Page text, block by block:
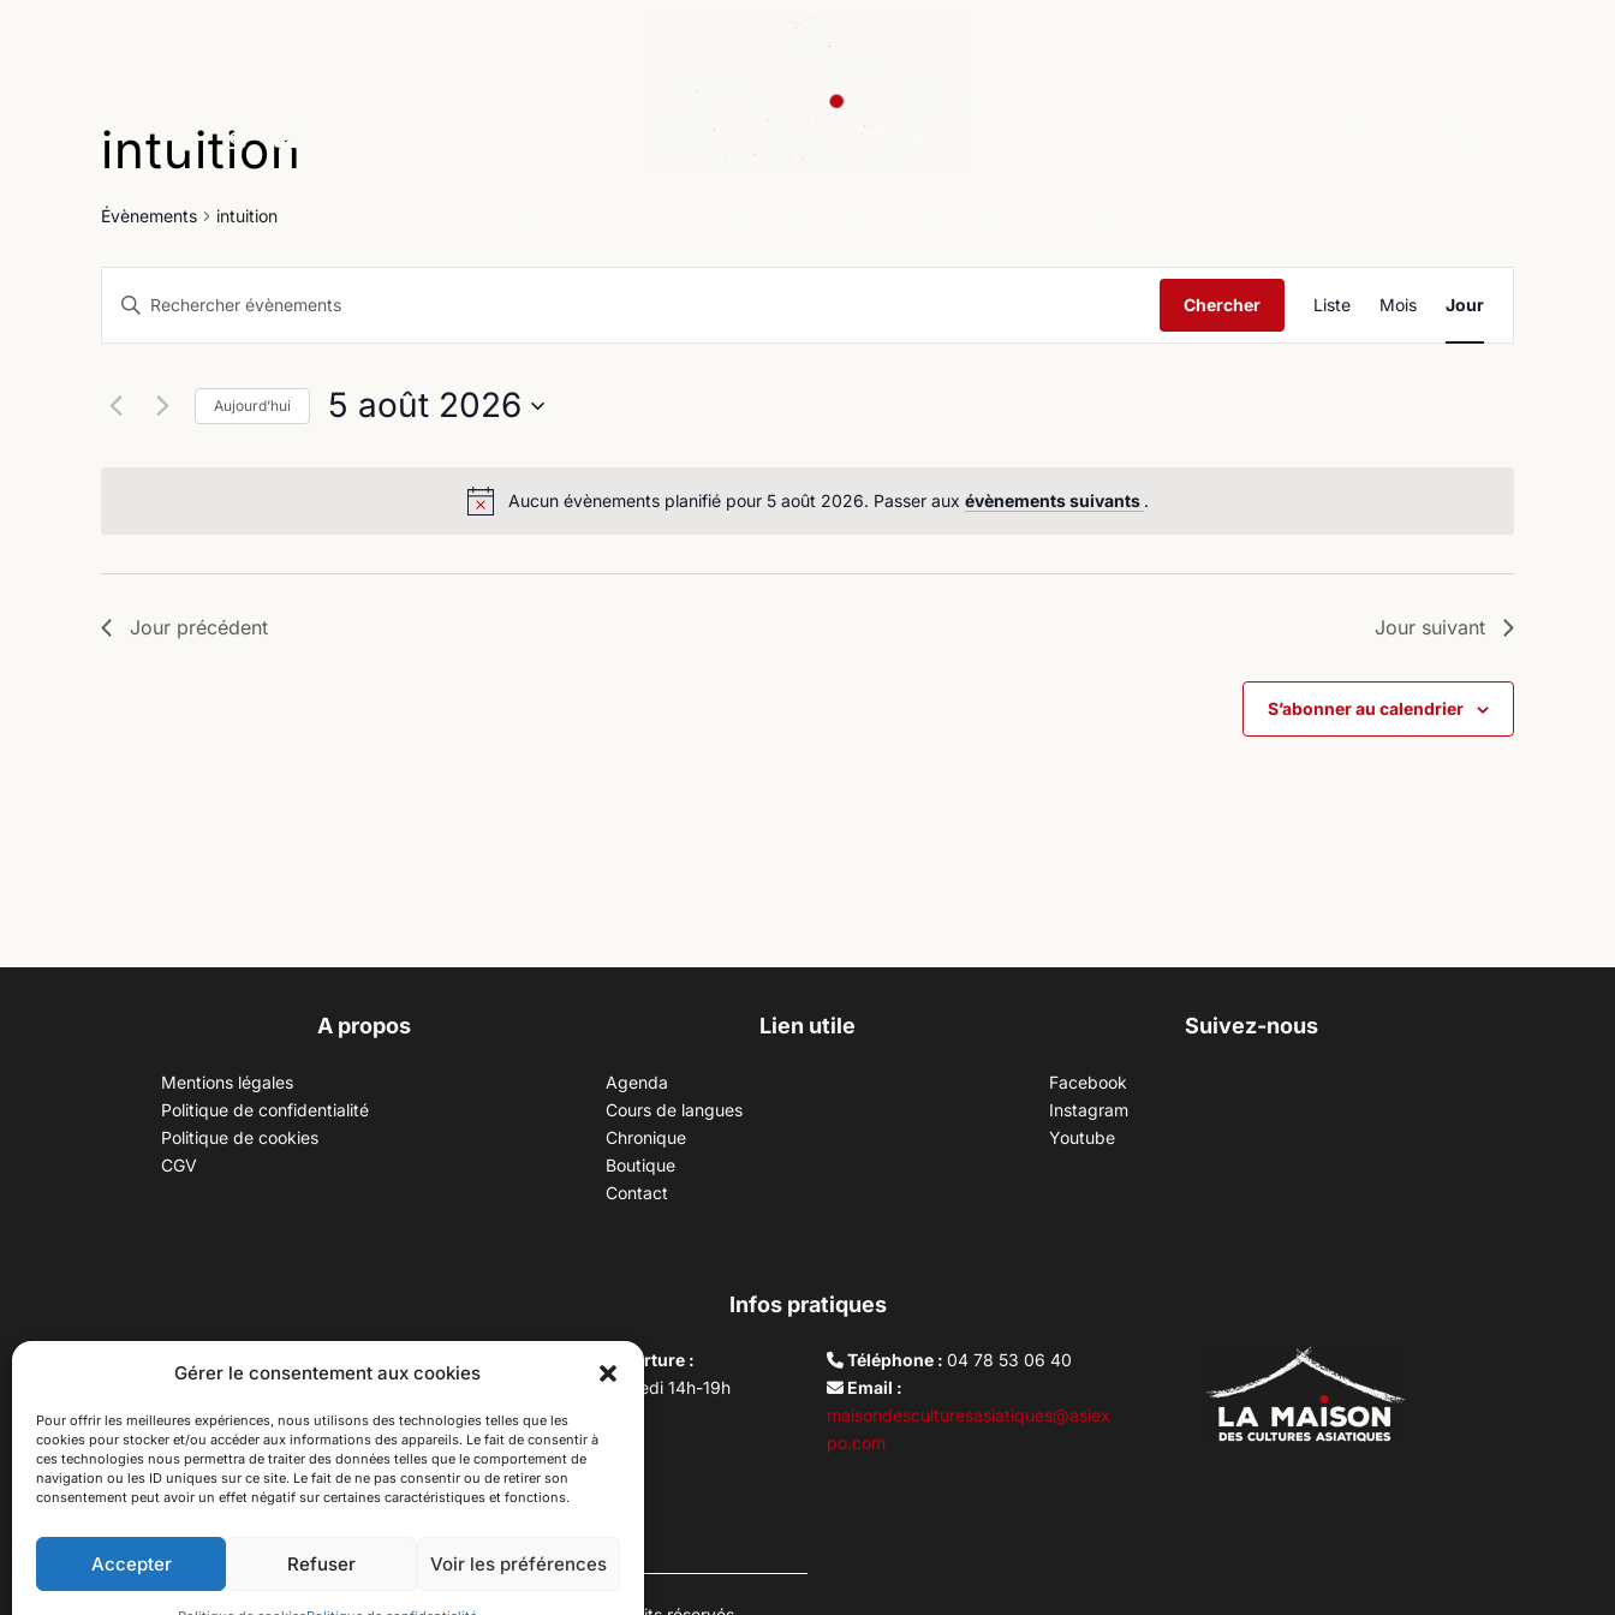
Gérer le consentement aux cookies
Pour offrir les meilleures expériences, nous utilisons des technologies telles que les
cookies pour stocker et/ou accéder aux informations des appareils. Le fait de consentir à
ces technologies nous permettra de traiter des données telles que le comportement de
navigation ou les ID uniques sur ce site. Le fait de ne pas consentir ou de retirer son
consentement peut avoir un effet négatif sur certaines caractéristiques et fonctions.
Accepter Refuser Voir les préférences
Aucun évènements planifié pour 5 août 2026. Passer aux évènements suivants .
intuition
Évènements intuition
Recherche
et
de
Saisir
Évènements
Chercher
de
Liste Mois Jour
Aujourd’hui 5 août 2026
Jour précédent Jour suivant
S’abonner au calendrier
A propos
Mentions légales
Politique de confidentialité
Politique de cookies
CGV
Lien utile
Agenda
Cours de langues
Chronique
Boutique
Contact
Suivez-nous
Facebook
Instagram
Youtube
Infos pratiques
30 B rue Dr Rebatel, 69003 Lyon
(adresse postale : 62 rue St
Maximin, 69003 Lyon)
à 100 mètres du métro D Monplaisir
Lumière, T3 Dauphiné Lacassagne,
bus C16 Dr Rebatel
Horaires d’ouverture :
Du mardi au vendredi 14h-19h
Samedi 10h –17h
Fermeture lundi
Téléphone :04 78 53 06 40
Email :
maisondesculturesasiatiques@asiex
po.com